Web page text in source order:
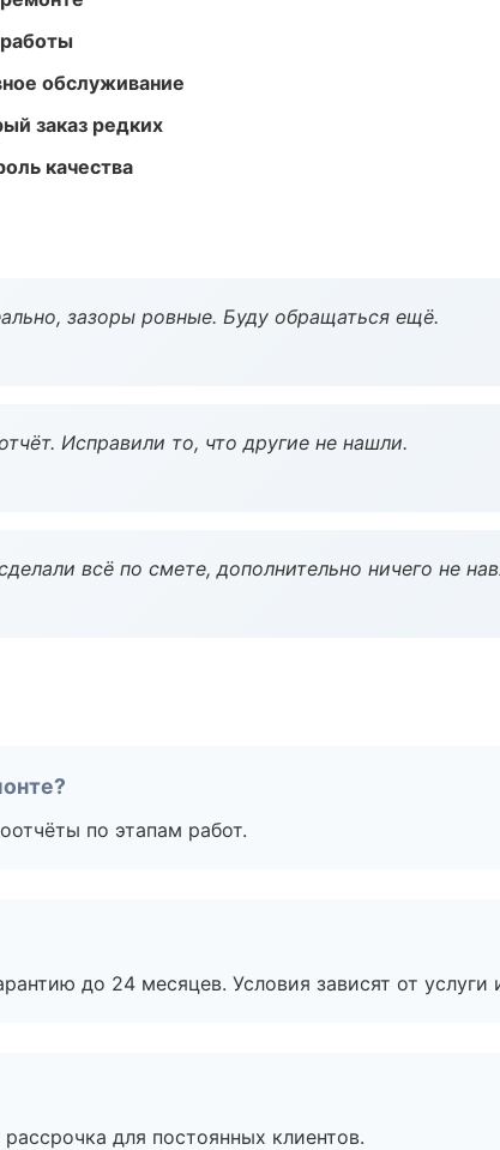
обслуживание
заказ редких
качества
зазоры ровные. Буду обращаться ещё.
Исправили то, что другие не нашли.
всё по смете, дополнительно ничего не
по этапам работ.
до 24 месяцев. Условия зависят от услуги
для постоянных клиентов.